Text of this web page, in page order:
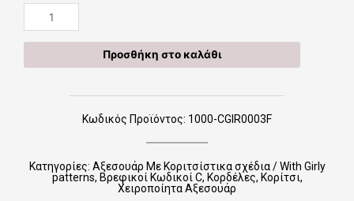
Χειροποίητες
Κορδέλες
CGIR0003F
Προσθήκη στο καλάθι
Κωδικός Προϊόντος: 1000-CGIR0003F
Κατηγορίες: Αξεσουάρ Με Κοριτσίστικα σχέδια / With Girly
patterns, Βρεφικοί Κωδικοί C, Κορδέλες, Κορίτσι,
Χειροποίητα Αξεσουάρ